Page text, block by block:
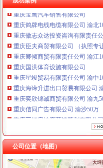
重庆鸽牌电线电缆有限公司 渝北
重庆傲志众达投资咨询有限责任
重庆臣夫商贸有限公司 （执照专让
重庆卿倾商贸有限责任公司 渝江
重庆国洪体育设施有限公司
重庆星竣贸易有限责任公司 渝中
重庆海谛升进出口贸易有限公司
重庆奕欣锦诚商贸有限公司 渝九
重庆信同广告有限公司 渝沙50万
重庆三虹房地产营销策划有限公
重庆鸽牌电线电缆有限公司 渝北
重庆傲志众达投资咨询有限责任
重庆臣夫商贸有限公司 （执照专
重庆卿倾商贸有限责任公司 渝江
公司位置（地图）